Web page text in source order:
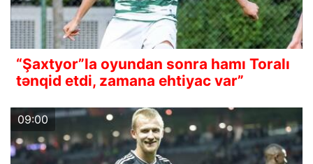
“Şaxtyor”la oyundan sonra hamı Toralı
tənqid etdi, zamana ehtiyac var”
09:00